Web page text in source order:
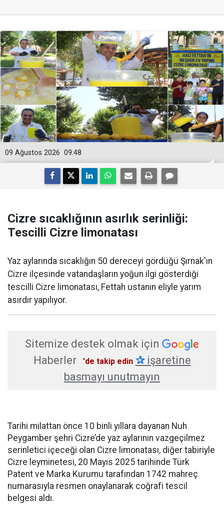
09:48
09 Ağustos 2026
Cizre sıcaklığının asırlık serinliği:
Tescilli Cizre limonatası
Yaz aylarında sıcaklığın 50 dereceyi gördüğü Şırnak'ın
Cizre ilçesinde vatandaşların yoğun ilgi gösterdiği
tescilli Cizre limonatası, Fettah ustanın eliyle yarım
asırdır yapılıyor.
Sitemize destek olmak için
Haberler
'de takip edin ✰işaretine
basmayı unutmayın
Tarihi milattan önce 10 binli yıllara dayanan Nuh
Peygamber şehri Cizre’de yaz aylarının vazgeçilmez
serinletici içeceği olan Cizre limonatası, diğer tabiriyle
Cizre leyminetesi, 20 Mayıs 2025 tarihinde Türk
Patent ve Marka Kurumu tarafından 1742 mahreç
numarasıyla resmen onaylanarak coğrafi tescil
belgesi aldı.